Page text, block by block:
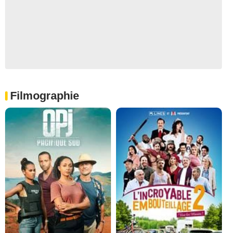
Filmographie